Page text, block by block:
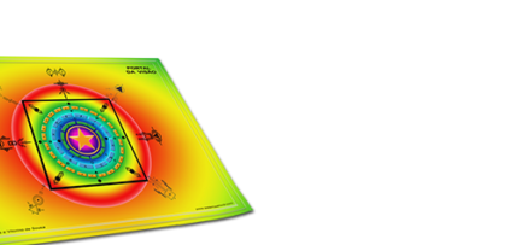
FLORESCIMENTO HUMANO
E ORGANIZACIONAL
Sobre Emídio Ferra